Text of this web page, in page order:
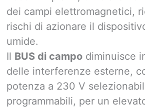
dei campi elettromagnetici,
rischi di azionare il
umide.
Il BUS di campo diminuisce
delle interferenze esterne,
potenza a 230 V
programmabili, per un